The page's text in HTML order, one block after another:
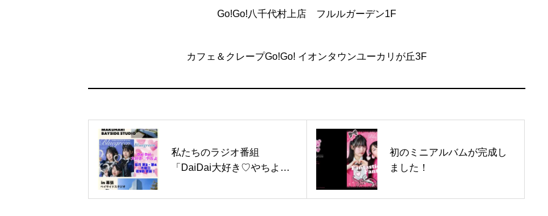
Go!Go!八千代村上店 フルルガーデン1F
カフェ＆クレープGo!Go! イオンタウンユーカリが丘3F
私たちのラジオ番組
「DaiDai大好き♡やちよ」
初のミニアルバムが完成し
ました！